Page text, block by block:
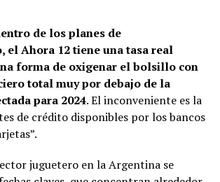
de los planes de
el Ahora 12 tiene una tasa real
forma de oxigenar el bolsillo con
total muy por debajo de la
para 2024. El inconveniente es la
de crédito disponibles por los bancos
juguetero en la Argentina se